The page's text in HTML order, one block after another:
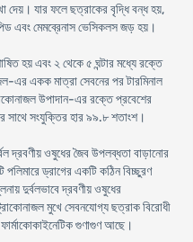
দেয়। যার ফলে ছত্রাকের বৃদ্ধি বন্ধ হয়,
এবং মেমব্রেনাস ভেসিকলস জড় হয়।
হয় এবং ২ থেকে ৫ ঘন্টার মধ্যে রক্তে
এর একক মাত্রা সেবনের পর টারমিনাল
উপাদান-এর রক্তে প্রবেশের
সাথে সংযুক্তির হার ৯৯.৮ শতাংশ।
দ্রবণীয় ওষুধের জৈব উপলব্ধতা বাড়ানোর
ড্রাগের একটি কঠিন বিচ্ছুরণ
দুর্বলভাবে দ্রবণীয় ওষুধের
মুখে সেবনযোগ্য ছত্রাক বিরোধী
গুণাগুণ আছে।